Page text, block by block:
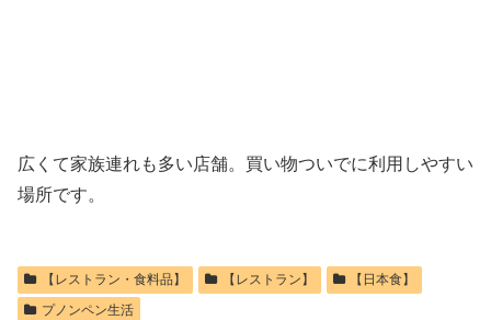
広くて家族連れも多い店舗。買い物ついでに利用しやすい
場所です。
【レストラン・食料品】 【レストラン】
【日本食】
プノンペン生活